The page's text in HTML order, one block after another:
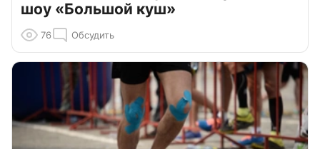
шоу «Большой куш»
76 Обсудить